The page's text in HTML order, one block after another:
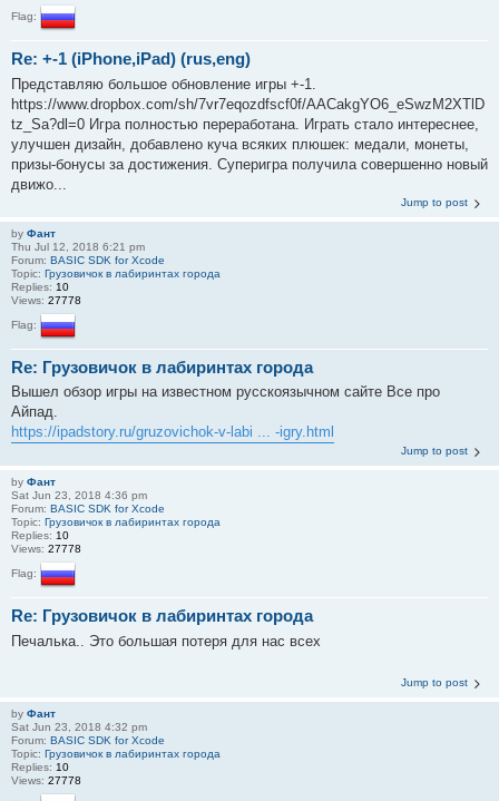
Flag:
Re: +-1 (iPhone,iPad) (rus,eng)
Представляю большое обновление игры +-1.
https://www.dropbox.com/sh/7vr7eqozdfscf0f/AACakgYO6_eSwzM2XTlD
tz_Sa?dl=0 Игра полностью переработана. Играть стало интереснее,
улучшен дизайн, добавлено куча всяких плюшек: медали, монеты,
призы-бонусы за достижения. Суперигра получила совершенно новый
движо...
Jump to post
by Фант
Thu Jul 12, 2018 6:21 pm
Forum: BASIC SDK for Xcode
Topic: Грузовичок в лабиринтах города
Replies: 10
Views: 27778
Flag:
Re: Грузовичок в лабиринтах города
Вышел обзор игры на известном русскоязычном сайте Все про
Айпад.
https://ipadstory.ru/gruzovichok-v-labi ... -igry.html
Jump to post
by Фант
Sat Jun 23, 2018 4:36 pm
Forum: BASIC SDK for Xcode
Topic: Грузовичок в лабиринтах города
Replies: 10
Views: 27778
Flag:
Re: Грузовичок в лабиринтах города
Печалька.. Это большая потеря для нас всех
Jump to post
by Фант
Sat Jun 23, 2018 4:32 pm
Forum: BASIC SDK for Xcode
Topic: Грузовичок в лабиринтах города
Replies: 10
Views: 27778